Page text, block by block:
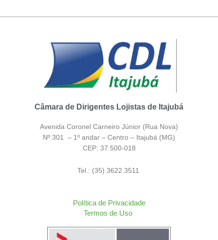
Câmara de Dirigentes Lojistas de Itajubá
Avenida Coronel Carneiro Júnior (Rua Nova)
Nº 301 – 1º andar – Centro – Itajubá (MG)
CEP: 37.500-018
Tel.: (35) 3622.3511
Política de Privacidade
Termos de Uso